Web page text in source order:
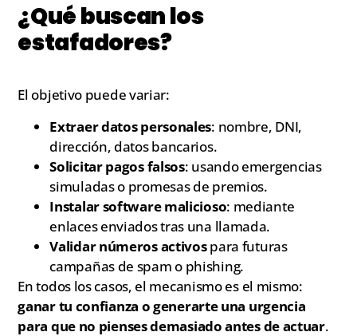
¿Qué buscan los
estafadores?
El objetivo puede variar:
Extraer datos personales: nombre, DNI,
dirección, datos bancarios.
Solicitar pagos falsos: usando emergencias
simuladas o promesas de premios.
Instalar software malicioso: mediante
enlaces enviados tras una llamada.
Validar números activospara futuras
campañas de spam o phishing.
En todos los casos, el mecanismo es el mismo:
ganar tu confianza o generarte una urgencia
para que no pienses demasiado antes de actuar.